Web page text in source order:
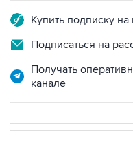
Купить подписку
Подписаться на
Получать
канале